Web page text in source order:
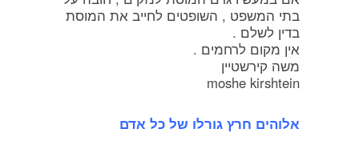
בתי המשפט , השופטים לחייב את המוסת
בדין לשלם .
אין מקום לרחמים .
משה קירשטיין
moshe kirshtein
אלוהים חרץ גורלו של כל אדם